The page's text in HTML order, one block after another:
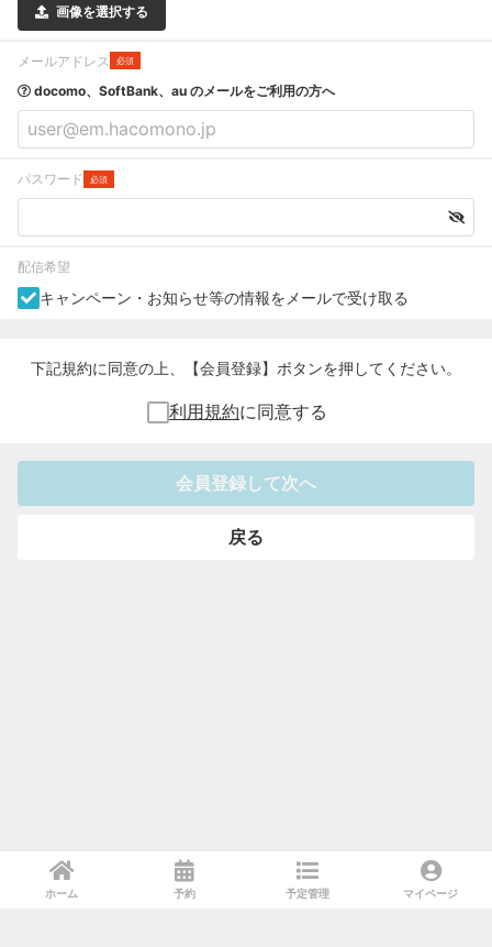
画像を選択する
メールアドレス 必須
docomo、SoftBank、au のメールをご利用の方へ
パスワード 必須
配信希望
キャンペーン・お知らせ等の情報をメールで受け取る
下記規約に同意の上、【会員登録】ボタンを押してください。
利用規約に同意する
会員登録して次へ
戻る
ホーム 予約 予定管理 マイページ